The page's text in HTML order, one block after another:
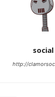
social
http://